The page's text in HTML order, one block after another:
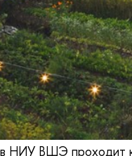
НИУ ВШЭ проходит